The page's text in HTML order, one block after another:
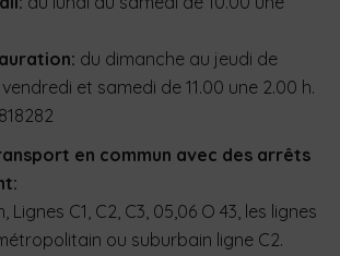
du dimanche au jeudi de
vendredi et samedi de 11.00 une 2.00 h.
en commun avec des arrêts
Lignes C1, C2, C3, 05,06 O 43, les lignes
ou suburbain ligne C2.